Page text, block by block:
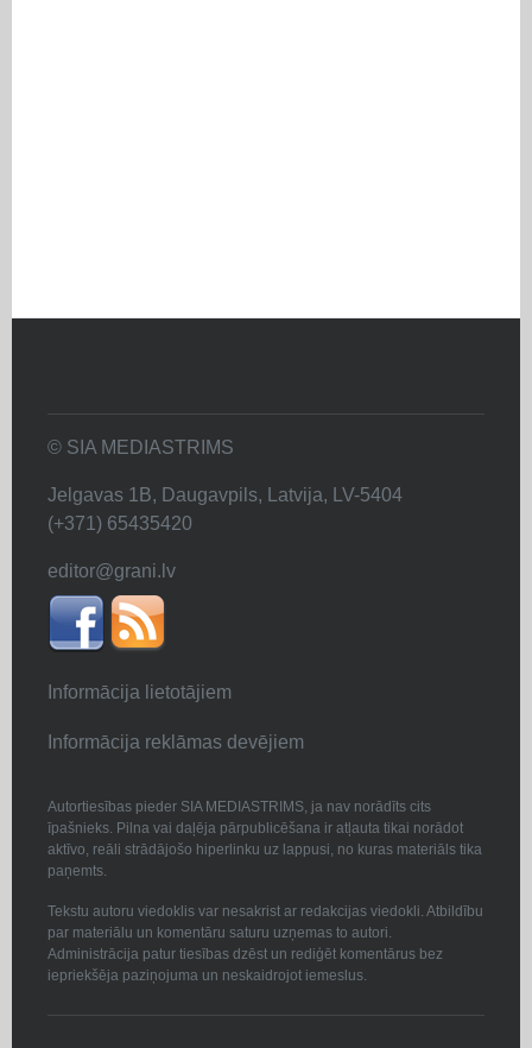
© SIA MEDIASTRIMS
Jelgavas 1B, Daugavpils, Latvija, LV-5404
(+371) 65435420
editor@grani.lv
Informācija lietotājiem
Informācija reklāmas devējiem
Autortiesības pieder SIA MEDIASTRIMS, ja nav norādīts cits
īpašnieks. Pilna vai daļēja pārpublicēšana ir atļauta tikai norādot
aktīvo, reāli strādājošo hiperlinku uz lappusi, no kuras materiāls tika
paņemts.
Tekstu autoru viedoklis var nesakrist ar redakcijas viedokli. Atbildību
par materiālu un komentāru saturu uzņemas to autori.
Administrācija patur tiesības dzēst un rediģēt komentārus bez
iepriekšēja paziņojuma un neskaidrojot iemeslus.